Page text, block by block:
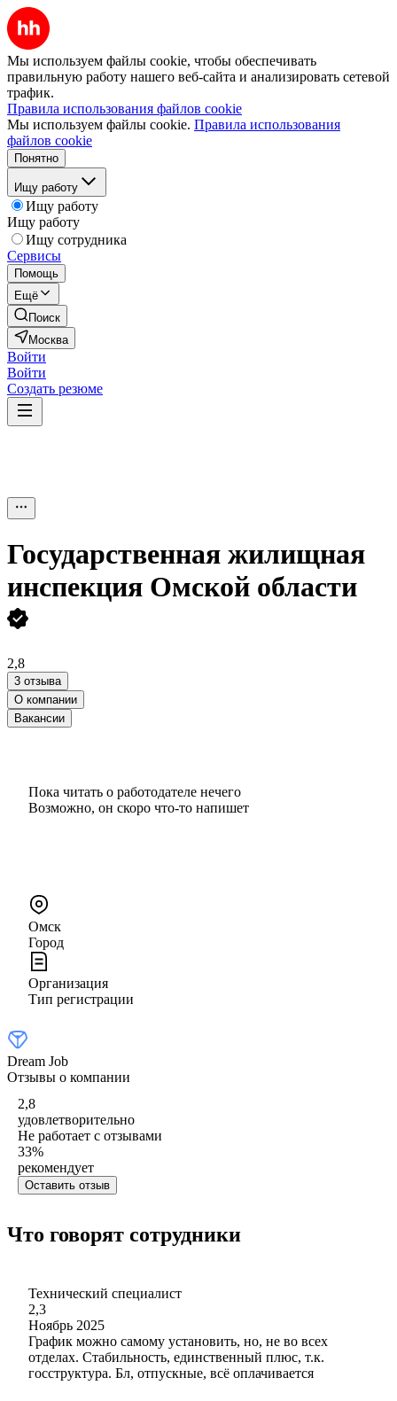
Мы используем файлы cookie, чтобы обеспечивать
правильную работу нашего веб-сайта и анализировать сетевой
трафик.
Правила использования файлов cookie
Мы используем файлы cookie. Правила использования
файлов cookie
Понятно
Ищу работу
Ищу работу
Ищу работу
Ищу сотрудника
Сервисы
Помощь
Ещё
Поиск
Москва
Войти
Войти
Создать резюме
Государственная жилищная
инспекция Омской области
2,8
3 отзыва
О компании
Вакансии
Пока читать о работодателе нечего
Возможно, он скоро что‑то напишет
Омск
Город
Организация
Тип регистрации
Dream Job
Отзывы о компании
2,8
удовлетворительно
Не работает с отзывами
33%
рекомендует
Оставить отзыв
Что говорят сотрудники
Технический специалист
2,3
Ноябрь 2025
График можно самому установить, но, не во всех
отделах. Стабильность, единственный плюс, т.к.
госструктура. Бл, отпускные, всё оплачивается